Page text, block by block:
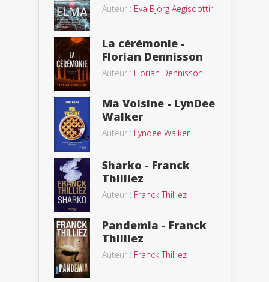
Auteur : Eva Björg Aegisdottir
La cérémonie -
Florian Dennisson
Auteur : Florian Dennisson
Ma Voisine - LynDee
Walker
Auteur : Lyndee Walker
Sharko - Franck
Thilliez
Auteur : Franck Thilliez
Pandemia - Franck
Thilliez
Auteur : Franck Thilliez